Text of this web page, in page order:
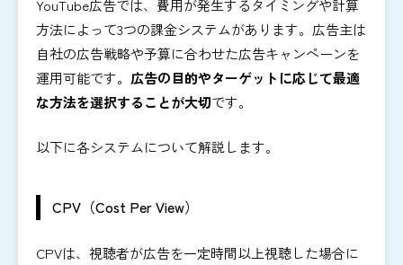
YouTube広告では、費用が発生するタイミングや計算
方法によって3つの課金システムがあります。広告主は
自社の広告戦略や予算に合わせた広告キャンペーンを
運用可能です。 広告の目的やターゲットに応じて最適
な方法を選択することが大切です。
以下に各システムについて解説します。
CPV（Cost Per View）
CPVは、視聴者が広告を一定時間以上視聴した場合に